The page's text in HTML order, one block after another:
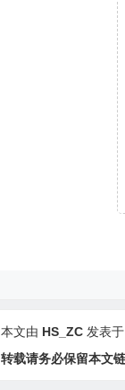
本文由 HS_ZC 发表
转载请务必保留本文链